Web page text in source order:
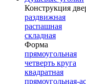
Конструкция
раздвижная
распашная
складная
Форма
прямоугольная
четверть круга
квадратная
прямоугольная-